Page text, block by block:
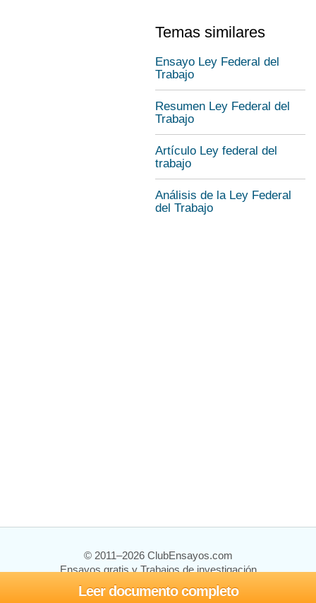
Leer documento completo
Temas similares
Ensayo Ley Federal del
Trabajo
Resumen Ley Federal del
Trabajo
Artículo Ley federal del
trabajo
Análisis de la Ley Federal
del Trabajo
© 2011–2026 ClubEnsayos.com
Ensayos gratis y Trabajos de investigación